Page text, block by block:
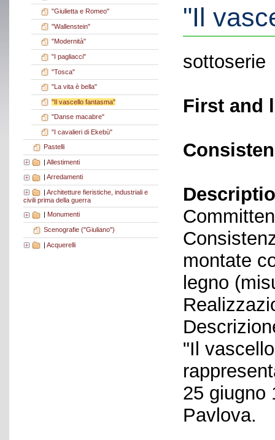
"Giulietta e Romeo"
"Wallenstein"
"Modernità"
"I pagliacci"
"Tosca"
"La vita è bella"
"Il vascello fantasma"
"Danse macabre"
"I cavalieri di Ekebù"
Pastelli
| Allestimenti
Arredamenti
| Architetture fieristiche, industriali e
civili prima della guerra
Monumenti
Scenografie ("Giuliano")
| Acquerelli
"Il
sottoserie
First and
montate
legno
"Il
25 giugno
Pavlova.